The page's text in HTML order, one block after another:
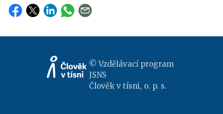
© Vzdělávací program
JSNS
Člověk v tísni, o. p. s.